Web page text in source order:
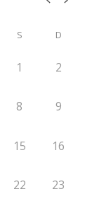
S D
1 2
8 9
15 16
22 23